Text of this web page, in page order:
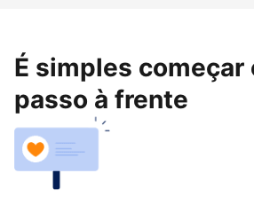
É simples começar
passo à frente